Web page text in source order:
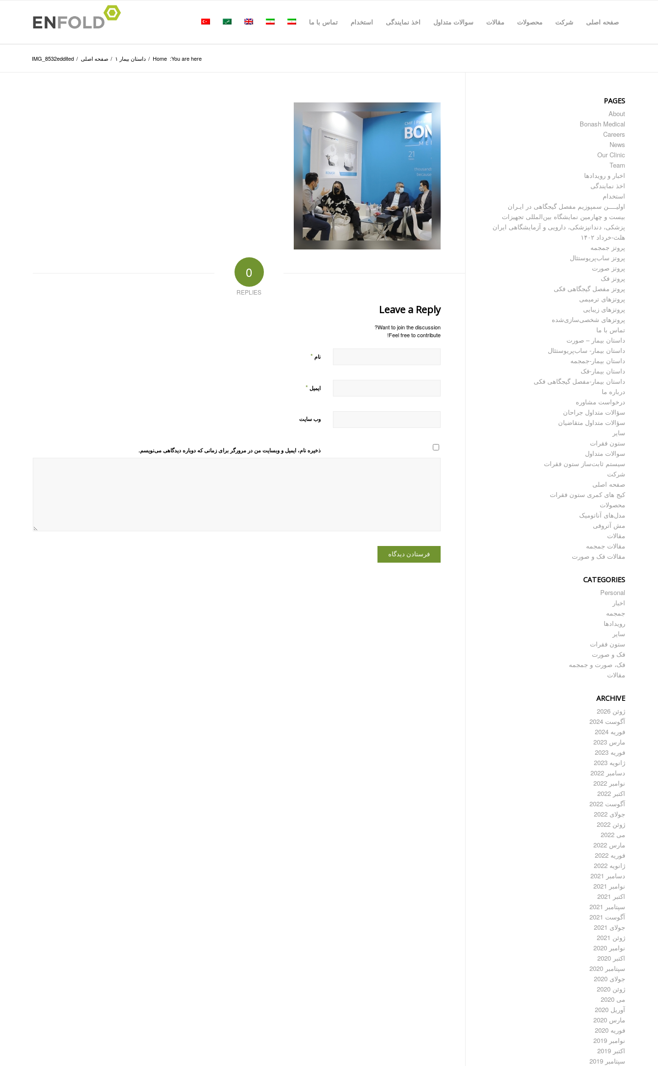
صفحه اصلی شرکت محصولات مقالات سوالات متداول اخذ نمایندگی استخدام تماس با ما
You are here:
Home
/ داستان بیمار ۱ / صفحه اصلی /
IMG_8532eddited
0
REPLIES
Leave a Reply
Want to join the discussion?
Feel free to contribute!
نام *
ایمیل *
وب‌ سایت
ذخیره نام، ایمیل و وبسایت من در مرورگر برای زمانی که دوباره دیدگاهی می‌نویسم.
PAGES
About
Bonash Medical
Careers
News
Our Clinic
Team
اخبار و رویدادها
اخذ نمایندگی
استخدام
اولیــــن سمپوزیم مفصل گیجگاهی در ایـران
بیست و چهارمین نمایشگاه بین‌المللی تجهیزات
پزشکی، دندانپزشکی، دارویی و آزمایشگاهی ایران
هلث-خرداد ۱۴۰۲
پروتز جمجمه
پروتز ساب‌پریوستئال
پروتز صورت
پروتز فک
پروتز مفصل گیجگاهی فکی
پروتز‌های ترمیمی
پروتزهای زیبایی
پروتزهای شخصی‌سازی‌شده
تماس با ما
داستان بیمار – صورت
داستان بیمار- ساب‌پریوستئال
داستان بیمار-جمجمه
داستان بیمار-فک
داستان بیمار-مفصل گیجگاهی فکی
درباره ما
درخواست مشاوره
سؤالات متداول جراحان
سؤالات متداول متقاضیان
سایر
ستون فقرات
سوالات متداول
سیستم ثابت‌ساز ستون فقرات
شرکت
صفحه اصلی
کیج های کمری ستون فقرات
محصولات
مدل‌های آناتومیک
مش آتروفی
مقالات
مقالات جمجمه
مقالات فک و صورت
CATEGORIES
Personal
اخبار
جمجمه
رویدادها
سایر
ستون فقرات
فک و صورت
فک، صورت و جمجمه
مقالات
ARCHIVE
ژوئن 2026
آگوست 2024
فوریه 2024
مارس 2023
فوریه 2023
ژانویه 2023
دسامبر 2022
نوامبر 2022
اکتبر 2022
آگوست 2022
جولای 2022
ژوئن 2022
می 2022
مارس 2022
فوریه 2022
ژانویه 2022
دسامبر 2021
نوامبر 2021
اکتبر 2021
سپتامبر 2021
آگوست 2021
جولای 2021
ژوئن 2021
نوامبر 2020
اکتبر 2020
سپتامبر 2020
جولای 2020
ژوئن 2020
می 2020
آوریل 2020
مارس 2020
فوریه 2020
نوامبر 2019
اکتبر 2019
سپتامبر 2019